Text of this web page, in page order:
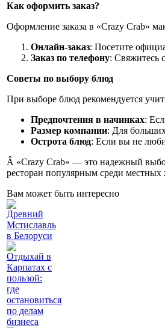
Как оформить заказ?
Оформление заказа в «Crazy Crab»
Онлайн-заказ: Посетите
Заказ по телефону: Свяжитесь
Советы по выбору блюд
При выборе блюд рекомендуется
Предпочтения в начинках:
Размер компании: Для
Острота блюд: Если вы не
Â «Crazy Crab» — это надежный
ресторан популярным среди местных
Вам может быть интересно
Древний
Мстиславль
в Белоруси
Отдыхай в
Карпатах с
пользой:
где
остановиться
по делам
бизнеса